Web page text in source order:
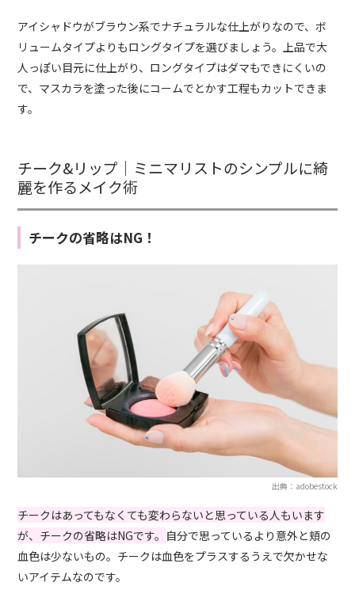
アイシャドウがブラウン系でナチュラルな仕上がりなので、ボ
リュームタイプよりもロングタイプを選びましょう。上品で大
人っぽい目元に仕上がり、ロングタイプはダマもできにくいの
で、マスカラを塗った後にコームでとかす工程もカットできま
す。
チーク&リップ｜ミニマリストのシンプルに綺
麗を作るメイク術
チークの省略はNG！
出典：adobestock
チークはあってもなくても変わらないと思っている人もいます
が、チークの省略はNGです。 自分で思っているより意外と頬の
血色は少ないもの。チークは血色をプラスするうえで欠かせな
いアイテムなのです。